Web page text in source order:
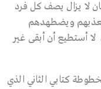
لا يزال يصف كل فرد
ويضطهدهم
أستطيع أن أبقى غير
كتابي الثاني الذي